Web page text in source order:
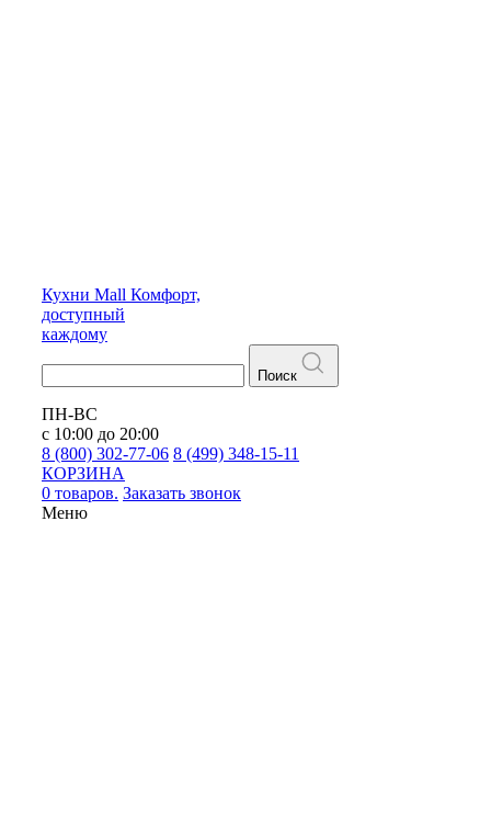
Кухни Mall Комфорт,
доступный
каждому
Поиск
ПН-ВС
с 10:00 до 20:00
8 (800) 302-77-06 8 (499) 348-15-11
КОРЗИНА
0 товаров. Заказать звонок
Меню